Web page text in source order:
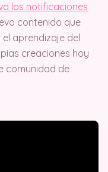
las notificaciones
contenido que
aprendizaje del
creaciones hoy
comunidad de